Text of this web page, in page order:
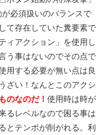
必須扱いのバランスで
て存在していた糞要素で
ィアクション」を使用し
う事はないのでその点で
用する必要が無い点は良
ざい！なんとこのアクシ
のなのだ！ 使用時は時が
るレベルなので困る事は
とテンポが削がれる。利